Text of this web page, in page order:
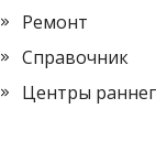
Ремонт
Справочник
Центры